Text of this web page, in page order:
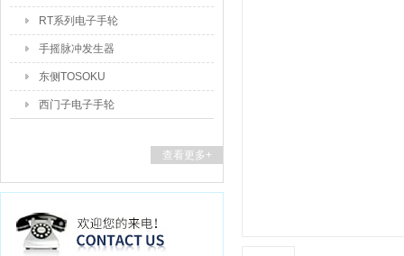
RT系列电子手轮
手摇脉冲发生器
东侧TOSOKU
西门子电子手轮
查看更多+